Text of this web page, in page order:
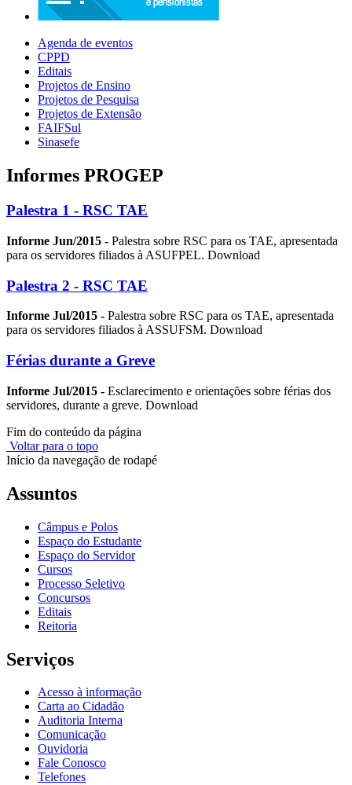
Agenda de eventos
CPPD
Editais
Projetos de Ensino
Projetos de Pesquisa
Projetos de Extensão
FAIFSul
Sinasefe
Informes PROGEP
Palestra 1 - RSC TAE
Informe Jun/2015 - Palestra sobre RSC para os TAE, apresentada
para os servidores filiados à ASUFPEL. Download
Palestra 2 - RSC TAE
Informe Jul/2015 - Palestra sobre RSC para os TAE, apresentada
para os servidores filiados à ASSUFSM. Download
Férias durante a Greve
Informe Jul/2015 - Esclarecimento e orientações sobre férias dos
servidores, durante a greve. Download
Fim do conteúdo da página
Voltar para o topo
Início da navegação de rodapé
Assuntos
Câmpus e Polos
Espaço do Estudante
Espaço do Servidor
Cursos
Processo Seletivo
Concursos
Editais
Reitoria
Serviços
Acesso à informação
Carta ao Cidadão
Auditoria Interna
Comunicação
Ouvidoria
Fale Conosco
Telefones